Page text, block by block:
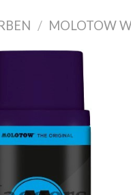
/ MOLOTOW